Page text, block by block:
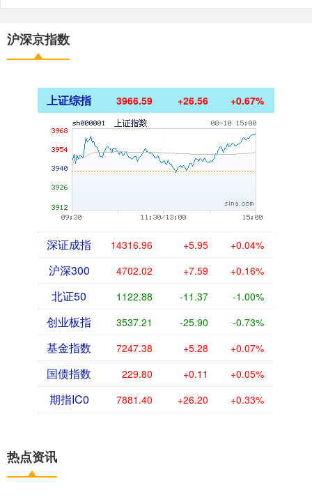
沪深京指数
上证综指 3966.59 +26.56 +0.67%
深证成指 14316.96 +5.95 +0.04%
沪深300 4702.02 +7.59 +0.16%
北证50 1122.88 -11.37 -1.00%
创业板指 3537.21 -25.90 -0.73%
基金指数 7247.38 +5.28 +0.07%
国债指数 229.80 +0.11 +0.05%
期指IC0 7881.40 +26.20 +0.33%
热点资讯